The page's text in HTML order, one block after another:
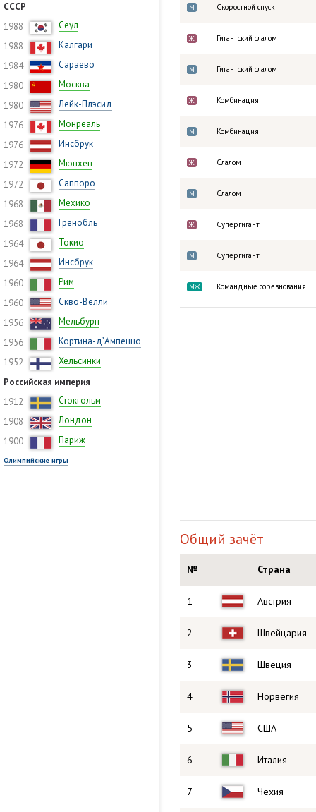
СССР
1988
Сеул
1988
Калгари
1984
Сараево
1980
Москва
1980
Лейк-Плэсид
1976
Монреаль
1976
Инсбрук
1972
Мюнхен
1972
Саппоро
1968
Мехико
1968
Гренобль
1964
Токио
1964
Инсбрук
1960
Рим
1960
Скво-Велли
1956
Мельбурн
1956
Кортина-д’Ампеццо
1952
Хельсинки
Российская империя
1912
Стокгольм
1908
Лондон
1900
Париж
Олимпийские игры
М Скоростной спуск
Ж Гигантский слалом
М Гигантский слалом
Ж Комбинация
М Комбинация
Ж Слалом
М Слалом
Ж Супергигант
М Супергигант
МЖ Командные соревнования
Общий зачёт
№ Страна
1 Австрия
2 Швейцария
3 Швеция
4 Норвегия
5 США
6 Италия
7 Чехия